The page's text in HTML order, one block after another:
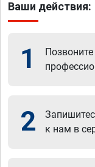
Ваши действия:
1
2
к нам в